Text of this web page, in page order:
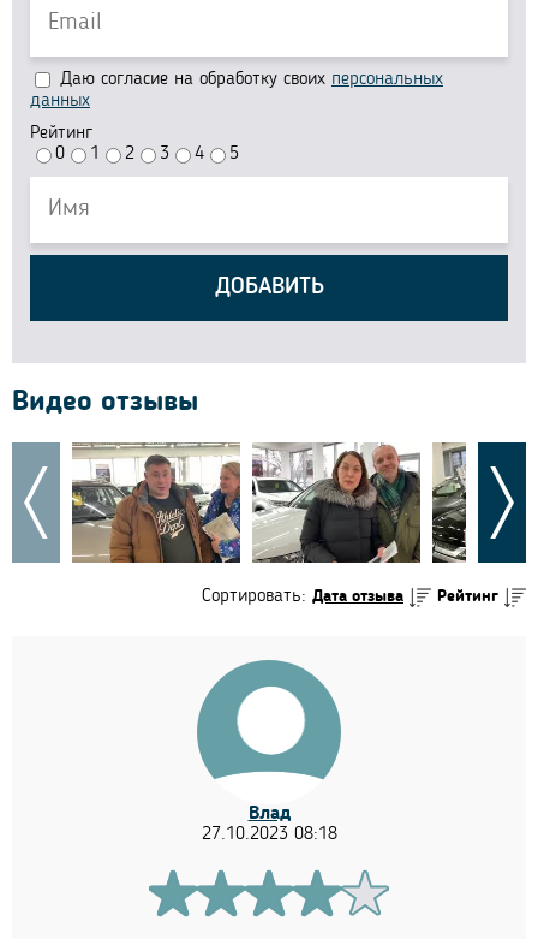
Даю согласие на обработку своих персональных
данных
Рейтинг
0
1 2 3 4 5
ДОБАВИТЬ
Видео отзывы
Сортировать: Дата отзыва Рейтинг
Влад
27.10.2023 08:18